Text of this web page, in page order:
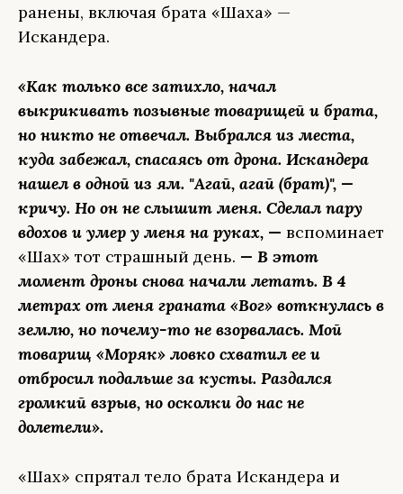
ранены, включая брата «Шаха» —
Искандера.
«Как только все затихло, начал
выкрикивать позывные товарищей и брата,
но никто не отвечал. Выбрался из места,
куда забежал, спасаясь от дрона. Искандера
нашел в одной из ям. "Агай, агай (брат)", —
кричу. Но он не слышит меня. Сделал пару
вдохов и умер у меня на руках, — вспоминает
«Шах» тот страшный день. — В этот
момент дроны снова начали летать. В 4
метрах от меня граната «Вог» воткнулась в
землю, но почему-то не взорвалась. Мой
товарищ «Моряк» ловко схватил ее и
отбросил подальше за кусты. Раздался
громкий взрыв, но осколки до нас не
долетели».
«Шах» спрятал тело брата Искандера и